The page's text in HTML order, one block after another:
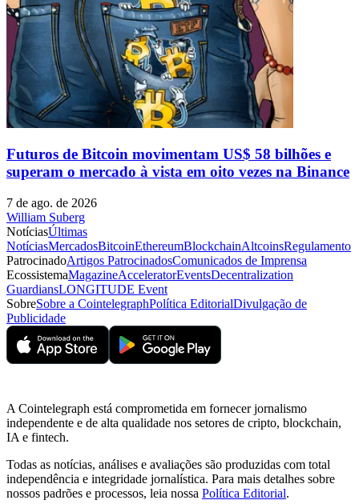
Futuros de Bitcoin movimentam US$ 58 bilhões e
superam o mercado à vista em oito vezes na Binance
7 de ago. de 2026
William Suberg
NotíciasÚltimas
NotíciasMercadosBitcoinEthereumBlockchainAltcoinsRegulamento
PatrocinadoArtigos PatrocinadosComunicados de Imprensa
EcossistemaMagazineAcceleratorEventsDecentralization
GuardiansLONGITUDE Event
SobreSobre a CointelegraphPolítica EditorialDivulgação de
Publicidade
A Cointelegraph está comprometida em fornecer jornalismo
independente e de alta qualidade nos setores de cripto, blockchain,
IA e fintech.
Todas as notícias, análises e avaliações são produzidas com total
independência e integridade jornalística. Para mais detalhes sobre
nossos padrões e processos, leia nossa Política Editorial.